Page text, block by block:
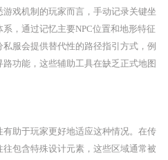
戏机制的玩家而言，手动记录关键坐
，通过记忆主要NPC位置和地形特征
服会提供替代性的路径指引方式，例
功能，这些辅助工具在缺乏正式地图
助于玩家更好地适应这种情况。在传
包含特殊设计元素，这些区域通常被